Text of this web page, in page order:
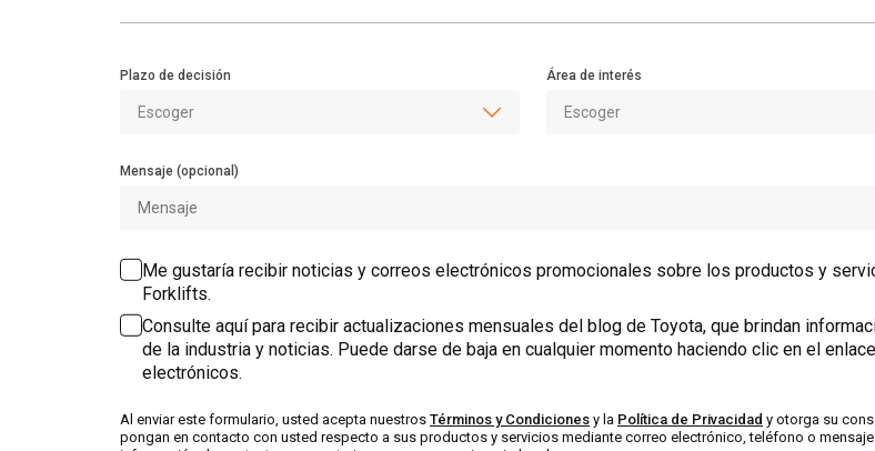
Plazo de decisión Área de interés
Mensaje (opcional)
Me gustaría recibir noticias y correos electrónicos promocionales sobre los productos y
Forklifts.
Consulte aquí para recibir actualizaciones mensuales del blog de Toyota, que brindan
de la industria y noticias. Puede darse de baja en cualquier momento haciendo clic en el
electrónicos.
Al enviar este formulario, usted acepta nuestros Términos y Condiciones y la Política de Privacidad y otorga su
pongan en contacto con usted respecto a sus productos y servicios mediante correo electrónico, teléfono o